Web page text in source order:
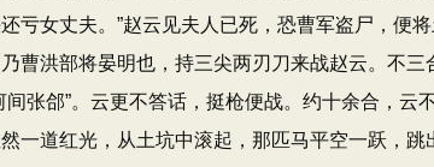
亏女丈夫。”赵云见夫人已死，恐曹军盗尸，便
曹洪部将晏明也，持三尖两刃刀来战赵云。不
间张郃”。云更不答话，挺枪便战。约十余合，
一道红光，从土坑中滚起，那匹马平空一跃，